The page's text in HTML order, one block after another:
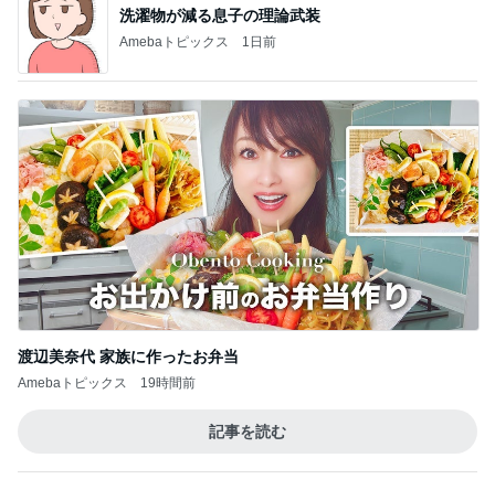
洗濯物が減る息子の理論武装
Amebaトピックス 1日前
渡辺美奈代 家族に作ったお弁当
Amebaトピックス 19時間前
記事を読む